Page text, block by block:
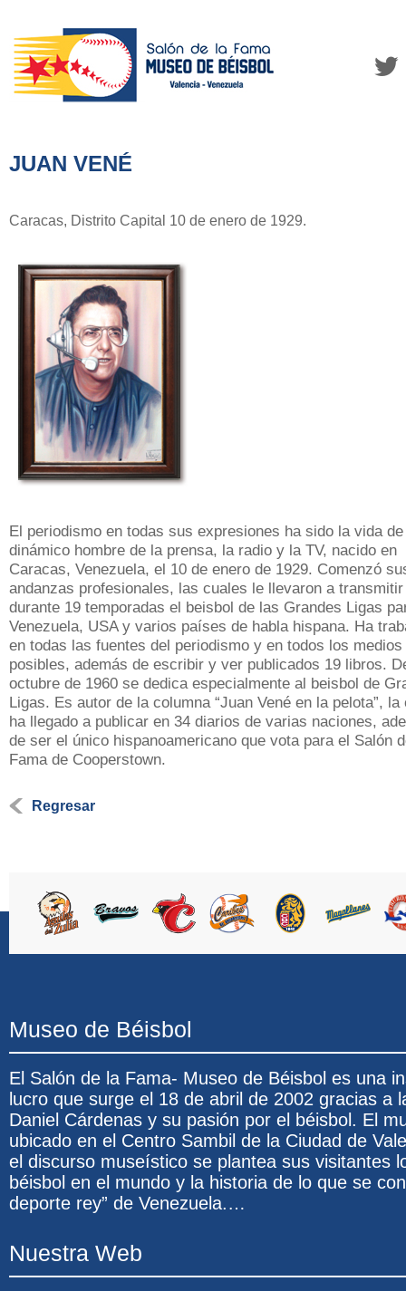
JUAN VENÉ
Caracas, Distrito Capital 10 de enero de 1929.
El periodismo en todas sus expresiones ha sido la vida
dinámico hombre de la prensa, la radio y la TV, nacido en
Caracas, Venezuela, el 10 de enero de 1929. Comenzó
andanzas profesionales, las cuales le llevaron a transmitir
durante 19 temporadas el beisbol de las Grandes Ligas
Venezuela, USA y varios países de habla hispana. Ha
en todas las fuentes del periodismo y en todos los medios
posibles, además de escribir y ver publicados 19 libros.
octubre de 1960 se dedica especialmente al beisbol de
Ligas. Es autor de la columna “Juan Vené en la pelota”, la
ha llegado a publicar en 34 diarios de varias naciones,
de ser el único hispanoamericano que vota para el Salón
Fama de Cooperstown.
Regresar
Museo de Béisbol
El Salón de la Fama- Museo de Béisbol es una
lucro que surge el 18 de abril de 2002 gracias a
Daniel Cárdenas y su pasión por el béisbol. El
ubicado en el Centro Sambil de la Ciudad de
el discurso museístico se plantea sus visitantes
béisbol en el mundo y la historia de lo que se
deporte rey” de Venezuela.…
Nuestra Web